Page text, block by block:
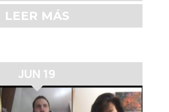
LEER MÁS
JUN 19